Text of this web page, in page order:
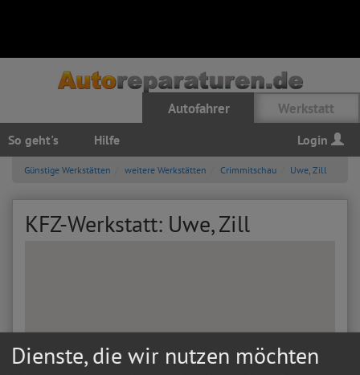
Autofahrer Werkstatt
So geht's Hilfe Login
Günstige Werkstätten weitere Werkstätten Crimmitschau Uwe, Zill
KFZ-Werkstatt: Uwe, Zill
Dienste, die wir nutzen möchten